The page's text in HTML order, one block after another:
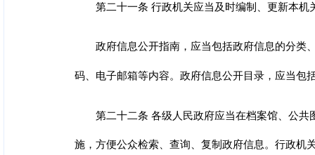
第二十一条 行政机关应当及时编制、更新本
政府信息公开指南，应当包括政府信息的分类
码、电子邮箱等内容。 政府信息公开目录，应当包
第二十二条 各级人民政府应当在档案馆、公
施，方便公众检索、查询、复制政府信息。 行政机